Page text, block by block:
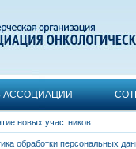
АССОЦИАЦИИ
новых участников
обработки персональных